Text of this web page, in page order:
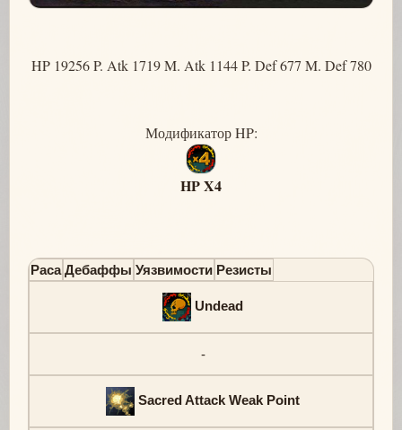
HP 19256 P. Atk 1719 M. Atk 1144 P. Def 677 M. Def 780
Модификатор HP:
HP X4
Раса Дебаффы Уязвимости Резисты
Undead
-
Sacred Attack Weak Point